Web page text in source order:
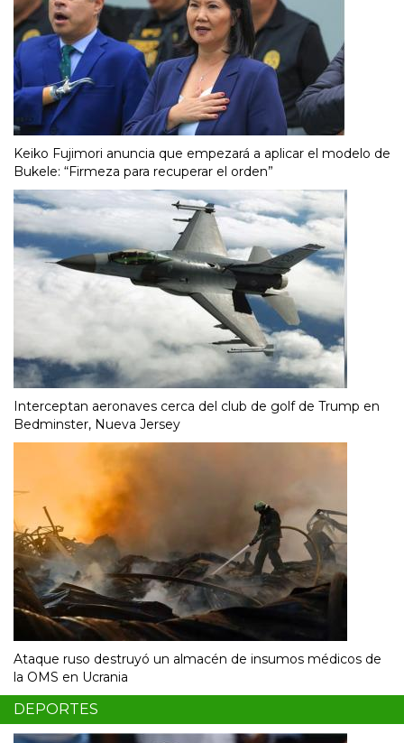
Keiko Fujimori anuncia que empezará a aplicar el modelo de
Bukele: “Firmeza para recuperar el orden”
Interceptan aeronaves cerca del club de golf de Trump en
Bedminster, Nueva Jersey
Ataque ruso destruyó un almacén de insumos médicos de
la OMS en Ucrania
DEPORTES